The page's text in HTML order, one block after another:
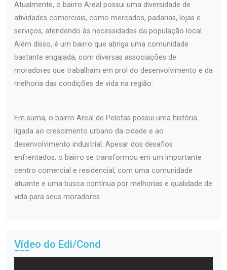
Atualmente, o bairro Areal possui uma diversidade de
atividades comerciais, como mercados, padarias, lojas e
serviços, atendendo às necessidades da população local.
Além disso, é um bairro que abriga uma comunidade
bastante engajada, com diversas associações de
moradores que trabalham em prol do desenvolvimento e da
melhoria das condições de vida na região.
Em suma, o bairro Areal de Pelotas possui uma história
ligada ao crescimento urbano da cidade e ao
desenvolvimento industrial. Apesar dos desafios
enfrentados, o bairro se transformou em um importante
centro comercial e residencial, com uma comunidade
atuante e uma busca contínua por melhorias e qualidade de
vida para seus moradores.
Vídeo do Edi/Cond